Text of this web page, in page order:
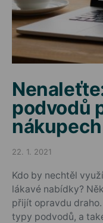
podvodů
nákupech
Posted on
22. 1. 2021
Kdo by nechtěl
lákavé nabídky?
přijít opravdu
typy podvodů, a